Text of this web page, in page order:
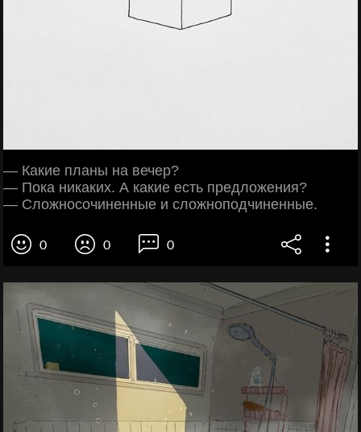
— Какие планы на вечер?
— Пока никаких. А какие есть предложения?
— Сложносочиненные и сложноподчиненные.
0 0 0